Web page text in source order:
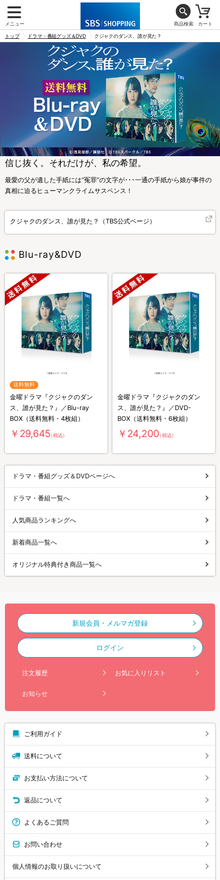
メニュー 商品検索 カート
トップ ドラマ・番組グッズ＆DVD クジャクのダンス、誰が見た？
信じ抜く。それだけが、私の希望。
最愛の父が遺した手紙には“冤罪”の文字が･･･一通の手紙から娘が事件の
真相に迫るヒューマンクライムサスペンス！
クジャクのダンス、誰が見た？（TBS公式ページ）
Blu-ray&DVD
送料無料
金曜ドラマ『クジャクのダン
ス、誰が見た？』／Blu-ray
BOX（送料無料・4枚組）
￥29,645（税込）
金曜ドラマ『クジャクのダン
ス、誰が見た？』／DVD-
BOX（送料無料・6枚組）
￥24,200（税込）
ドラマ・番組グッズ＆DVDページへ
ドラマ・番組一覧へ
人気商品ランキングへ
新着商品一覧へ
オリジナル特典付き商品一覧へ
新規会員・メルマガ登録
ログイン
注文履歴 お気に入りリスト
お知らせ
ご利用ガイド
送料について
お支払い方法について
返品について
よくあるご質問
お問い合わせ
個人情報のお取り扱いについて